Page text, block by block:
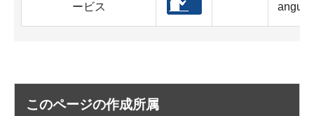
ービス
このページの作成所属